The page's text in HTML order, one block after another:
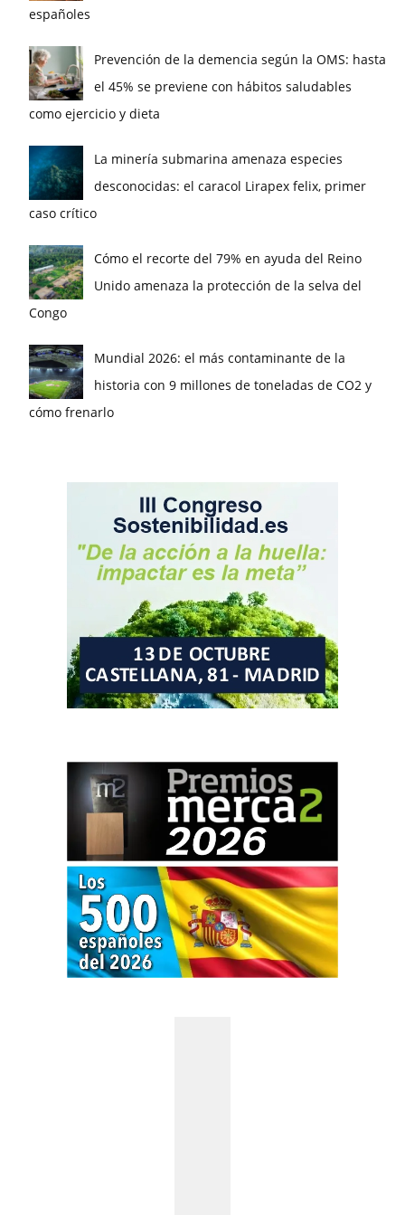
españoles
Prevención de la demencia según la OMS: hasta
el 45% se previene con hábitos saludables
como ejercicio y dieta
La minería submarina amenaza especies
desconocidas: el caracol Lirapex felix, primer
caso crítico
Cómo el recorte del 79% en ayuda del Reino
Unido amenaza la protección de la selva del
Congo
Mundial 2026: el más contaminante de la
historia con 9 millones de toneladas de CO2 y
cómo frenarlo